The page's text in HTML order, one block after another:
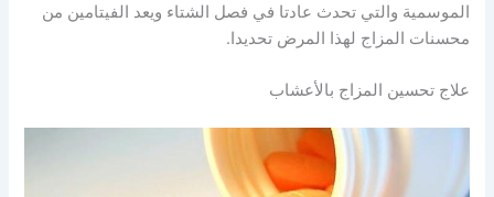
الموسمية والتي تحدث عادتا في فصل الشتاء ويعد الفيتامين من
محسنات المزاج لهذا المرض تحديدا.
علاج تحسين المزاج بالأعشاب